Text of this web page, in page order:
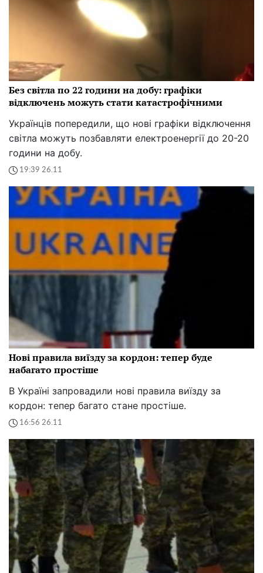
Без світла по 22 години на добу: графіки
відключень можуть стати катастрофічними
Українців попередили, що нові графіки відключення
світла можуть позбавляти електроенергії до 20-20
години на добу.
19:39 26.11
Нові правила виїзду за кордон: тепер буде
набагато простіше
В Україні запровадили нові правила виїзду за
кордон: тепер багато стане простіше.
16:56 26.11